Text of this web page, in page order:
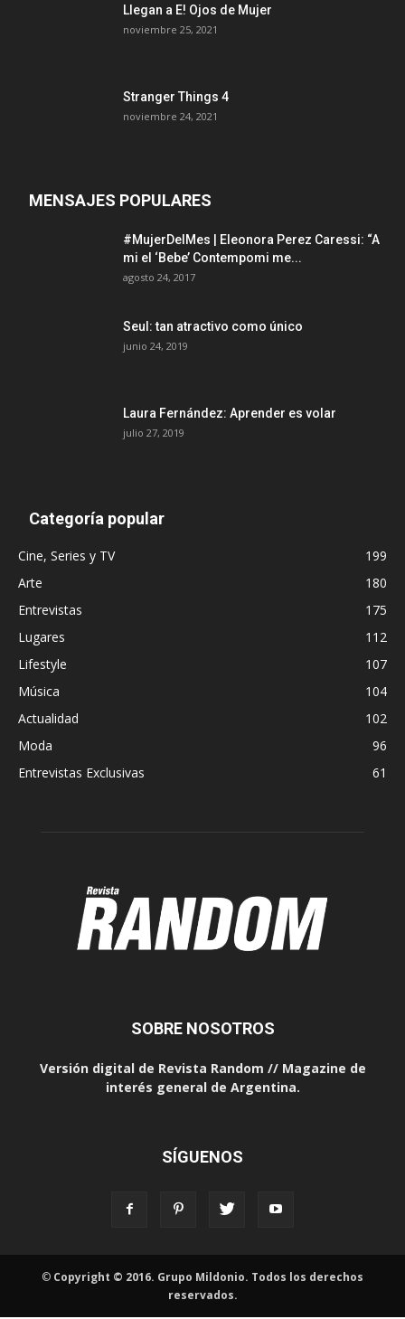
Llegan a E! Ojos de Mujer
noviembre 25, 2021
Stranger Things 4
noviembre 24, 2021
MENSAJES POPULARES
#MujerDelMes | Eleonora Perez Caressi: “A
mi el ‘Bebe’ Contempomi me...
agosto 24, 2017
Seul: tan atractivo como único
junio 24, 2019
Laura Fernández: Aprender es volar
julio 27, 2019
Categoría popular
Cine, Series y TV
199
Arte
180
Entrevistas
175
Lugares
112
Lifestyle
107
Música
104
Actualidad
102
Moda
96
Entrevistas Exclusivas
61
SOBRE NOSOTROS
Versión digital de Revista Random // Magazine de
interés general de Argentina.
SÍGUENOS
© Copyright © 2016. Grupo Mildonio. Todos los derechos
reservados.